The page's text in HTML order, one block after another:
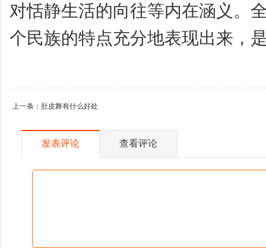
对恬静生活的向往等内在涵义。
个民族的特点充分地表现出来，
上一条： 肚皮舞有什么好处
发表评论 查看评论